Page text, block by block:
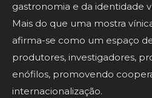
gastronomia e da identidade
Mais do que uma mostra
afirma-se como um espaço
produtores, investigadores,
enófilos, promovendo
internacionalização.